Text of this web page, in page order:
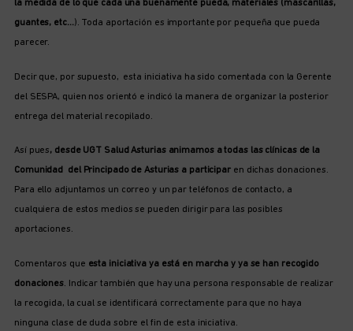
la medida de lo que cada una buenamente pueda, materiales (mascarillas,
guantes, etc…). Toda aportación es importante por pequeña que pueda
parecer.
Decir que, por supuesto, esta iniciativa ha sido comentada con la Gerente
del SESPA, quien nos orientó e indicó la manera de organizar la posterior
entrega del material recopilado.
Así pues, desde UGT Salud Asturias animamos a todas las clínicas de la
Comunidad del Principado de Asturias a participar en dichas donaciones.
Para ello adjuntamos un correo y un par teléfonos de contacto, a
cualquiera de estos medios se pueden dirigir para las posibles
aportaciones.
Comentaros que esta iniciativa ya está en marcha y ya se han recogido
donaciones. Indicar también que hay una persona responsable de realizar
la recogida, la cual se identificará correctamente para que no haya
ninguna clase de duda sobre el fin de esta iniciativa.